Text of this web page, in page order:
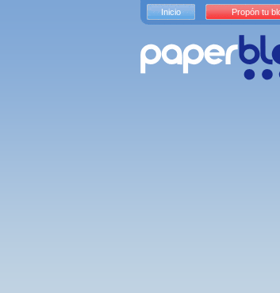
Inicio Propón tu